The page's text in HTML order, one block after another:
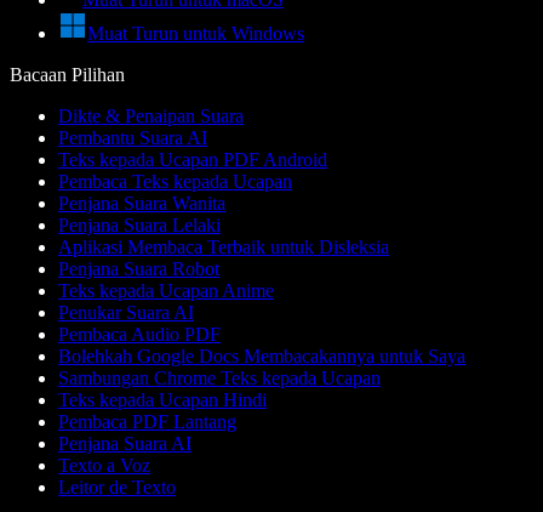
Muat Turun untuk Windows
Bacaan Pilihan
Dikte & Penaipan Suara
Pembantu Suara AI
Teks kepada Ucapan PDF Android
Pembaca Teks kepada Ucapan
Penjana Suara Wanita
Penjana Suara Lelaki
Aplikasi Membaca Terbaik untuk Disleksia
Penjana Suara Robot
Teks kepada Ucapan Anime
Penukar Suara AI
Pembaca Audio PDF
Bolehkah Google Docs Membacakannya untuk Saya
Sambungan Chrome Teks kepada Ucapan
Teks kepada Ucapan Hindi
Pembaca PDF Lantang
Penjana Suara AI
Texto a Voz
Leitor de Texto